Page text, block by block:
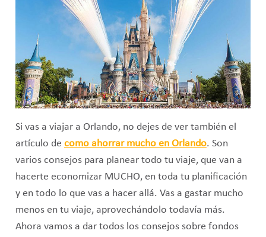
Si vas a viajar a Orlando, no dejes de ver también el
artículo de como ahorrar mucho en Orlando. Son
varios consejos para planear todo tu viaje, que van a
hacerte economizar MUCHO, en toda tu planificación
y en todo lo que vas a hacer allá. Vas a gastar mucho
menos en tu viaje, aprovechándolo todavía más.
Ahora vamos a dar todos los consejos sobre fondos